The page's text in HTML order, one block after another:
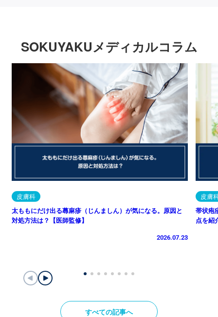
SOKUYAKUメディカルコラム
皮膚科
太ももにだけ出る蕁麻疹（じんましん）が気になる。原因と
対処方法は？【医師監修】
2026.07.23
皮膚
帯状疱
点を紹
すべての記事へ